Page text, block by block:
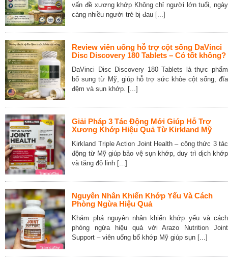
vấn đề xương khớp Không chỉ người lớn tuổi, ngày
càng nhiều người trẻ bị đau [...]
Review viên uống hỗ trợ cột sống DaVinci
Disc Discovery 180 Tablets – Có tốt không?
DaVinci Disc Discovery 180 Tablets là thực phẩm
bổ sung từ Mỹ, giúp hỗ trợ sức khỏe cột sống, đĩa
đệm và sụn khớp. [...]
Giải Pháp 3 Tác Động Mới Giúp Hỗ Trợ
Xương Khớp Hiệu Quả Từ Kirkland Mỹ
Kirkland Triple Action Joint Health – công thức 3 tác
động từ Mỹ giúp bảo vệ sụn khớp, duy trì dịch khớp
và tăng độ linh [...]
Nguyên Nhân Khiến Khớp Yếu Và Cách
Phòng Ngừa Hiệu Quả
Khám phá nguyên nhân khiến khớp yếu và cách
phòng ngừa hiệu quả với Arazo Nutrition Joint
Support – viên uống bổ khớp Mỹ giúp sụn [...]